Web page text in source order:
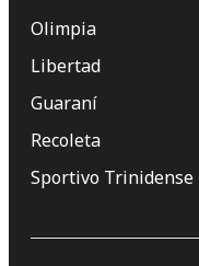
Olimpia
Libertad
Guaraní
Recoleta
Sportivo Trinidense